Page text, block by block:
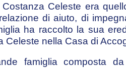
Celeste era
di aiuto, di
ha raccolto la sua
Celeste nella Casa di
famiglia composta